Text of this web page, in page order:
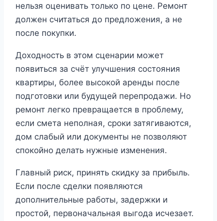
нельзя оценивать только по цене. Ремонт
должен считаться до предложения, а не
после покупки.
Доходность в этом сценарии может
появиться за счёт улучшения состояния
квартиры, более высокой аренды после
подготовки или будущей перепродажи. Но
ремонт легко превращается в проблему,
если смета неполная, сроки затягиваются,
дом слабый или документы не позволяют
спокойно делать нужные изменения.
Главный риск, принять скидку за прибыль.
Если после сделки появляются
дополнительные работы, задержки и
простой, первоначальная выгода исчезает.